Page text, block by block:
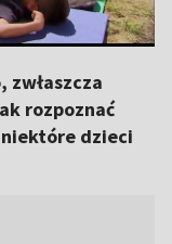
rozpoznać
dzieci